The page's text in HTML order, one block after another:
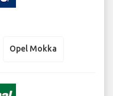
Opel Mokka